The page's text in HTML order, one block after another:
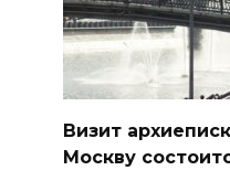
Визит
Москву